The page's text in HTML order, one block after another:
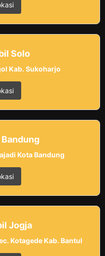
Solo
Kab. Sukoharjo
Kota Bandung
Jogja
Kotagede Kab. Bantul